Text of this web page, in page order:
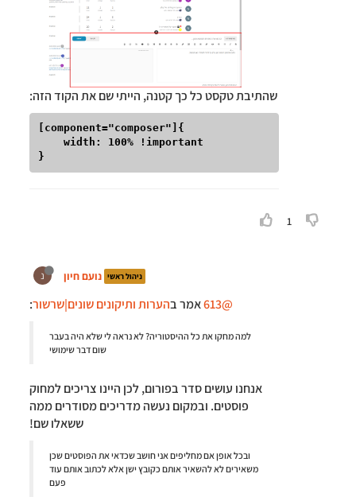
שהתיבת טקסט כל כך קטנה, הייתי שם את הקוד הזה:
[component="composer"]{
    width: 100% !important
1
נ נועם חיון ניהול ראשי
@613 אמר בהערות ותיקונים שונים|שרשור:
למה מחקו את כל ההיסטוריה? לא נראה לי שלא היה בעבר
שום דבר שימושי
אנחנו עושים סדר בפורום, לכן היינו צריכים למחוק
פוסטים. ובמקום נעשה מדריכים מסודרים ממה
ששאלו שם!
ובכל אופן אם מחליפים אני חושב שכדאי את הפוסטים שכן
משאירים לא להשאיר אותם כקובץ ישן אלא לכתוב אותם עוד
פעם